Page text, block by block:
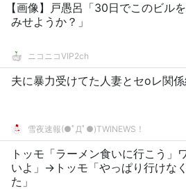
【画像】戸愚呂「30日でこのビル
みせようか？」
ニコニコVIP2ch
夫に暴力受けてた人妻とセoレ関
雪夜速報(●ﾟДﾟ●)TWINEWS！
トッモ「ラーメン食いに行こう」
いよ」→トッモ「やっぱり行けな
た」